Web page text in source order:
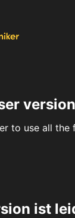
to use all
ist